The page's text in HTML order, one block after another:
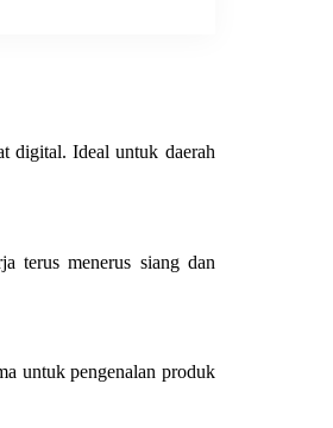
digital. Ideal untuk daerah
terus menerus siang dan
untuk pengenalan produk